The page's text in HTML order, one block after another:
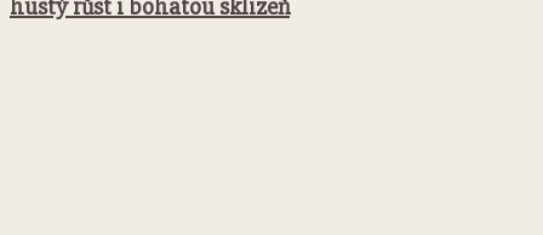
hustý růst i bohatou sklizeň